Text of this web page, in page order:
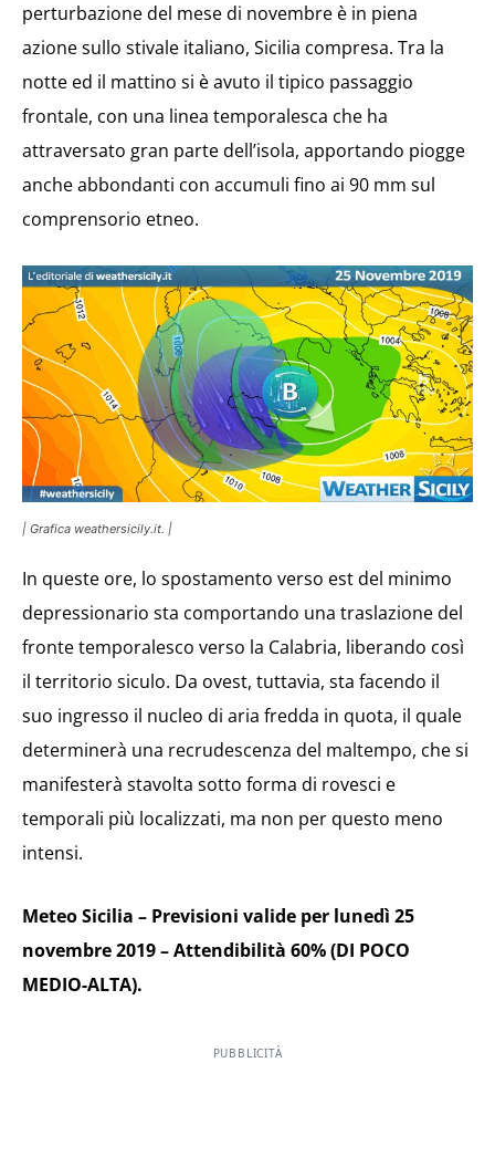
perturbazione del mese di novembre è in piena
azione sullo stivale italiano, Sicilia compresa. Tra la
notte ed il mattino si è avuto il tipico passaggio
frontale, con una linea temporalesca che ha
attraversato gran parte dell’isola, apportando piogge
anche abbondanti con accumuli fino ai 90 mm sul
comprensorio etneo.
| Grafica weathersicily.it. |
In queste ore, lo spostamento verso est del minimo
depressionario sta comportando una traslazione del
fronte temporalesco verso la Calabria, liberando così
il territorio siculo. Da ovest, tuttavia, sta facendo il
suo ingresso il nucleo di aria fredda in quota, il quale
determinerà una recrudescenza del maltempo, che si
manifesterà stavolta sotto forma di rovesci e
temporali più localizzati, ma non per questo meno
intensi.
Meteo Sicilia – Previsioni valide per lunedì 25
novembre 2019 – Attendibilità 60% (DI POCO
MEDIO-ALTA).
PUBBLICITÀ